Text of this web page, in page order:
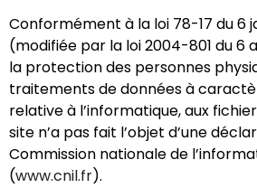
Conformément à la loi 78-17 du 6
(modifiée par la loi 2004-801 du 6
la protection des personnes
traitements de données à
relative à l’informatique, aux
site n’a pas fait l’objet d’une
Commission nationale de
(www.cnil.fr).